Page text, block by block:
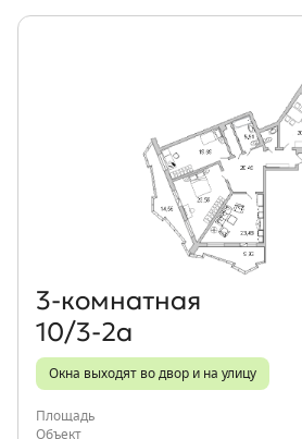
3‑комнатная
10/3-2а
Окна выходят во двор и на улицу
Площадь
Объект